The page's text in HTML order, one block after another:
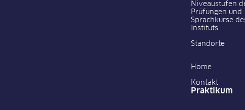
Niveaustufen
Prüfungen und
Sprachkurse
Instituts
Standorte
Home
Kontakt
Praktikum